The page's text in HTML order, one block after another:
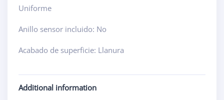
Uniforme
Anillo sensor incluido: No
Acabado de superficie: Llanura
Additional information